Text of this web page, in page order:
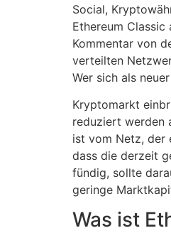
Social,
Ethereum
Kommentar von
verteilten
Wer sich als
Kryptomarkt
reduziert werden
ist vom Netz, der
dass die derzeit
fündig, sollte
geringe
Was ist